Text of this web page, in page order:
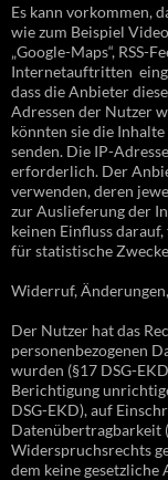
Es kann vorkommen,
wie zum Beispiel
„Google-Maps“, RSS-
Internetauftritten
dass die Anbieter
Adressen der Nutzer
könnten sie die
senden. Die IP-
erforderlich. Der
verwenden, deren
zur Auslieferung der
keinen Einfluss
für statistische
Widerruf,
Der Nutzer hat das
personenbezogenen
wurden (§17 DSG-
Berichtigung
DSG-EKD), auf
Datenübertragbarkeit
Widerspruchsrechts
dem keine